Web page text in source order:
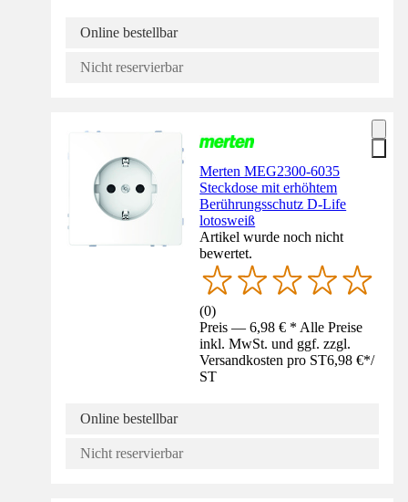
Online bestellbar
Nicht reservierbar
Merten MEG2300-6035
Steckdose mit erhöhtem
Berührungsschutz D-Life
lotosweiß
Artikel wurde noch nicht
bewertet.
(0)
Preis — 6,98 € * Alle Preise
inkl. MwSt. und ggf. zzgl.
Versandkosten pro ST6,98 €*/
ST
Online bestellbar
Nicht reservierbar